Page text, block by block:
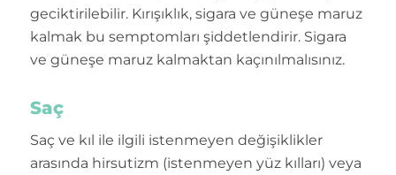
geciktirilebilir. Kırışıklık, sigara ve güneşe maruz
kalmak bu semptomları şiddetlendirir. Sigara
ve güneşe maruz kalmaktan kaçınılmalısınız.
Saç
Saç ve kıl ile ilgili istenmeyen değişiklikler
arasında hirsutizm (istenmeyen yüz kılları) veya